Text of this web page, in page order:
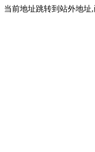
当前地址跳转到站外地址